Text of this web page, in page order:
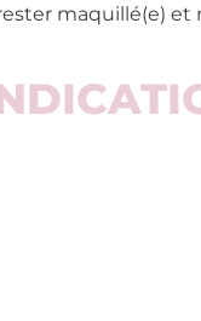
maquillé(e)